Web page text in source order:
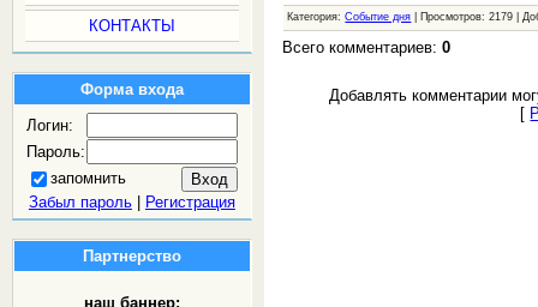
КОНТАКТЫ
Форма входа
Логин:
Пароль:
запомнить
Забыл пароль| Регистрация
Партнерство
наш баннер:
Категория:Событие дня | Просмотров: 2179 |
Всего комментариев:0
Добавлять комментарии
[